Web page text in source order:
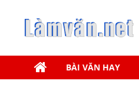
BÀI VĂN HAY